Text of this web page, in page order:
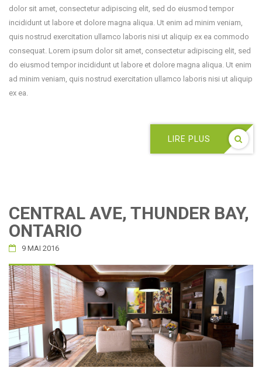
dolor sit amet, consectetur adipiscing elit, sed do eiusmod tempor
incididunt ut labore et dolore magna aliqua. Ut enim ad minim veniam,
quis nostrud exercitation ullamco laboris nisi ut aliquip ex ea commodo
consequat. Lorem ipsum dolor sit amet, consectetur adipiscing elit, sed
do eiusmod tempor incididunt ut labore et dolore magna aliqua. Ut enim
ad minim veniam, quis nostrud exercitation ullamco laboris nisi ut aliquip
ex ea.
LIRE PLUS
CENTRAL AVE, THUNDER BAY,
ONTARIO
9 MAI 2016